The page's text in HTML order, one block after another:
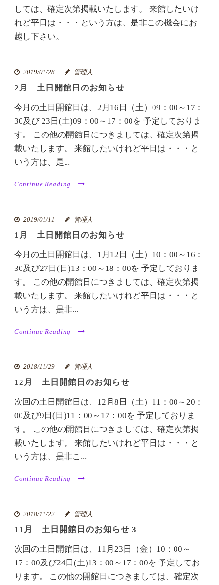
しては、確定次第掲載いたします。 来館したいけ
れど平日は・・・という方は、是非この機会にお
越し下さい。
2019/01/28 管理人
2月 土日開館日のお知らせ
今月の土日開館日は、2月16日（土）09：00～17：
30及び 23日(土)09：00～17：00を 予定しておりま
す。 この他の開館日につきましては、確定次第掲
載いたします。 来館したいけれど平日は・・・と
いう方は、是...
Continue Reading
2019/01/11 管理人
1月 土日開館日のお知らせ
今月の土日開館日は、1月12日（土）10：00～16：
30及び27日(日)13：00～18：00を 予定しておりま
す。 この他の開館日につきましては、確定次第掲
載いたします。 来館したいけれど平日は・・・と
いう方は、是非...
Continue Reading
2018/11/29 管理人
12月 土日開館日のお知らせ
次回の土日開館日は、12月8日（土）11：00～20：
00及び9日(日)11：00～17：00を 予定しておりま
す。 この他の開館日につきましては、確定次第掲
載いたします。 来館したいけれど平日は・・・と
いう方は、是非こ...
Continue Reading
2018/11/22 管理人
11月 土日開館日のお知らせ 3
次回の土日開館日は、11月23日（金）10：00～
17：00及び24日(土)13：00～17：00を 予定してお
ります。 この他の開館日につきましては、確定次